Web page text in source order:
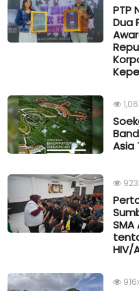
PTP
Dua
Asia
HIV/